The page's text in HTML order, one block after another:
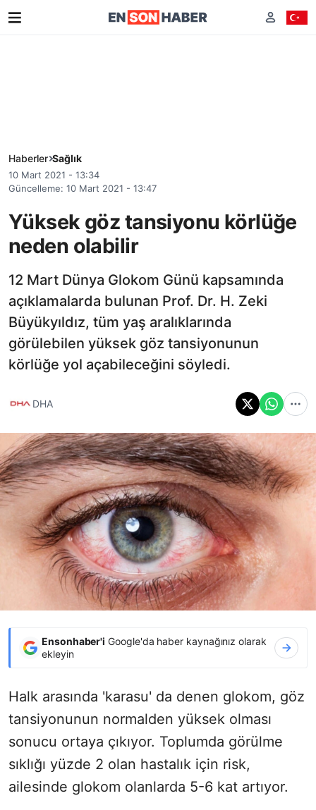
Haberler Sağlık
10 Mart 2021 - 13:34
Güncelleme: 10 Mart 2021 - 13:47
Yüksek göz tansiyonu körlüğe
neden olabilir
12 Mart Dünya Glokom Günü kapsamında
açıklamalarda bulunan Prof. Dr. H. Zeki
Büyükyıldız, tüm yaş aralıklarında
görülebilen yüksek göz tansiyonunun
körlüğe yol açabileceğini söyledi.
DHA
Ensonhaber'i Google'da haber kaynağınız olarak
ekleyin
Halk arasında 'karasu' da denen glokom, göz
tansiyonunun normalden yüksek olması
sonucu ortaya çıkıyor. Toplumda görülme
sıklığı yüzde 2 olan hastalık için risk,
ailesinde glokom olanlarda 5-6 kat artıyor.